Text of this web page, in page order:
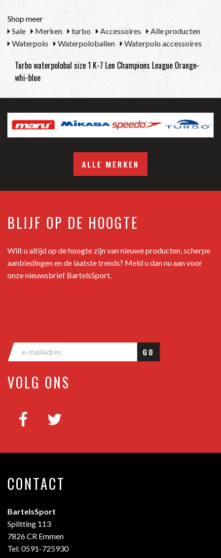
Shop meer
Sale
Merken turbo Accessoires
Alle producten
Waterpolo
Waterpoloballen Waterpolo accessoires
Turbo waterpolobal size 1 K-7 Len Champions League Orange-
whi-blue
ALLE MERKEN
BLIJF OP DE HOOGTE
Wilt u altijd op de hoogte zijn van nieuwe producten, scherpe
aanbiedingen en de laatste trends? Meld u dan nu aan voor
onze nieuwsbrief BartelsSport.
GO
VOLG ONS
CONTACT
BartelsSport
Splitting 113
7826 CR Emmen
Tel: 0591-725930